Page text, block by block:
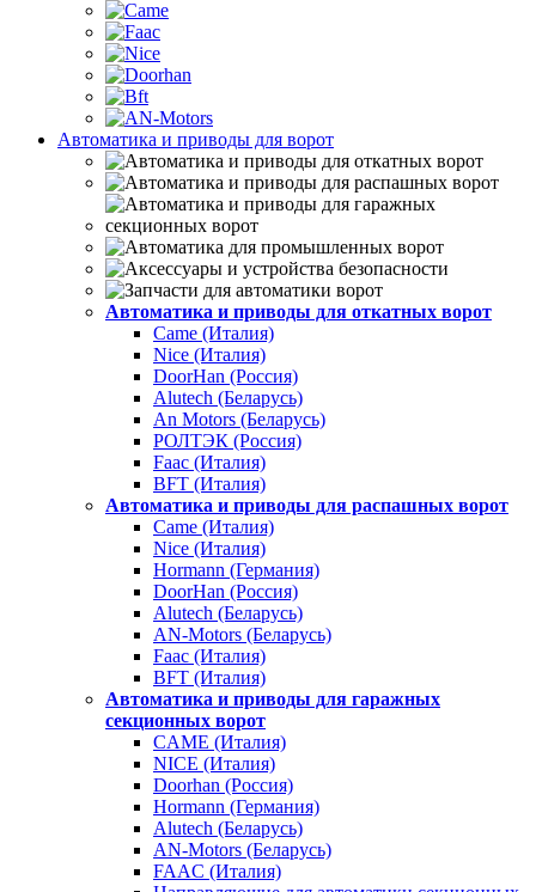
Автоматика и приводы для ворот
Автоматика и приводы для откатных ворот
Came (Италия)
Nice (Италия)
DoorHan (Россия)
Alutech (Беларусь)
An Motors (Беларусь)
РОЛТЭК (Россия)
Faac (Италия)
BFT (Италия)
Автоматика и приводы для распашных ворот
Came (Италия)
Nice (Италия)
Hormann (Германия)
DoorHan (Россия)
Alutech (Беларусь)
AN-Motors (Беларусь)
Faac (Италия)
BFT (Италия)
Автоматика и приводы для гаражных
секционных ворот
CAME (Италия)
NICE (Италия)
Doorhan (Россия)
Hormann (Германия)
Alutech (Беларусь)
AN-Motors (Беларусь)
FAAC (Италия)